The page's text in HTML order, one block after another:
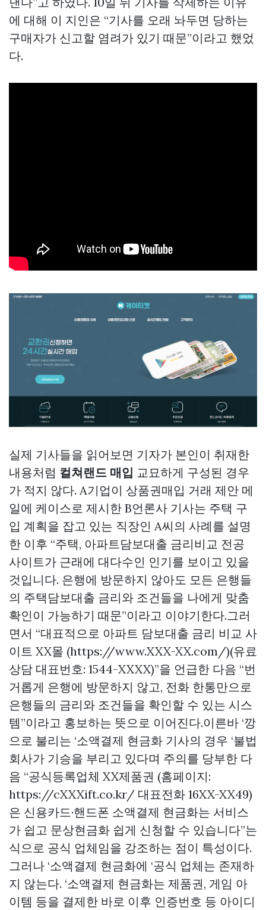
에 대해 이 지인은 “기사를 오래 놔두면 당하는
구매자가 신고할 염려가 있기 때문”이라고 했었
다.
실제 기사들을 읽어보면 기자가 본인이 취재한
내용처럼 컬쳐랜드 매입 교묘하게 구성된 경우
가 적지 않다. A기업이 상품권매입 거래 제안 메
일에 케이스로 제시한 B언론사 기사는 주택 구
입 계획을 잡고 있는 직장인 A씨의 사례를 설명
한 이후 “주택, 아파트담보대출 금리비교 전공
사이트가 근래에 대다수인 인기를 보이고 있을
것입니다. 은행에 방문하지 않아도 모든 은행들
의 주택담보대출 금리와 조건들을 나에게 맞춤
확인이 가능하기 때문”이라고 이야기한다.그러
면서 “대표적으로 아파트 담보대출 금리 비교 사
이트 XX몰 (https://www.XXX-XX.com/)(유료
상담 대표번호: 1544-XXXX)”을 언급한 다음 “번
거롭게 은행에 방문하지 않고, 전화 한통만으로
은행들의 금리와 조건들을 확인할 수 있는 시스
템”이라고 홍보하는 뜻으로 이어진다.이른바 ‘깡
으로 불리는 ‘소액결제 현금화 기사의 경우 ‘불법
회사가 기승을 부리고 있다며 주의를 당부한 다
음 “공식등록업체 XX제품권 (홈페이지:
https://cXXXift.co.kr/ 대표전화 16XX-XX49)
은 신용카드·핸드폰 소액결제 현금화는 서비스
가 쉽고 문상현금화 쉽게 신청할 수 있습니다”는
식으로 공식 업체임을 강조하는 점이 특성이다.
그러나 ‘소액결제 현금화에 ‘공식 업체는 존재하
지 않는다. ‘소액결제 현금화는 제품권, 게임 아
이템 등을 결제한 바로 이후 인증번호 등 아이디